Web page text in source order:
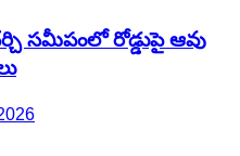
సమీపంలో రోడ్డుపై ఆవు